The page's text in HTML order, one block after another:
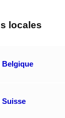
locales
Belgique
Suisse